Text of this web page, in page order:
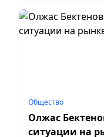
Общество
Олжас
ситуации на